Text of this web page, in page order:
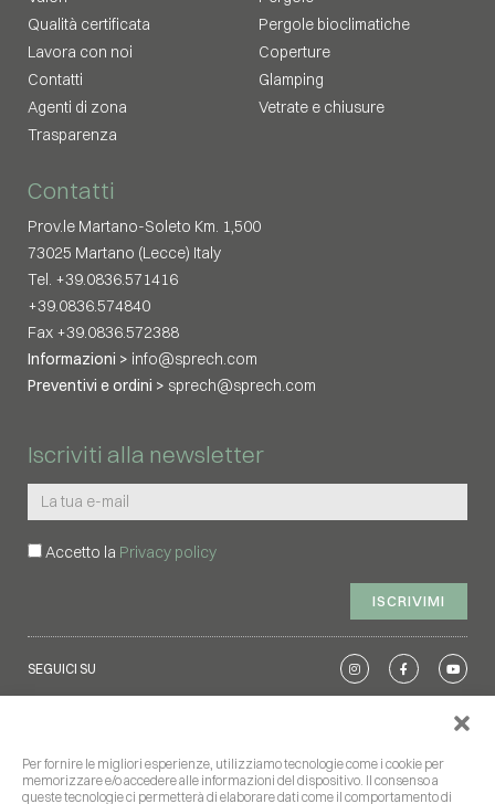
Per fornire le migliori esperienze, utilizziamo tecnologie come i cookie per
memorizzare e/o accedere alle informazioni del dispositivo. Il consenso a
queste tecnologie ci permetterà di elaborare dati come il comportamento di
Qualità certificata
Lavora con noi
Contatti
Agenti di zona
Trasparenza
Pergole bioclimatiche
Coperture
Glamping
Vetrate e chiusure
Contatti
Prov.le Martano-Soleto Km. 1,500
73025 Martano (Lecce) Italy
Tel. +39.0836.571416
+39.0836.574840
Fax +39.0836.572388
Informazioni > info@sprech.com
Preventivi e ordini > sprech@sprech.com
Iscriviti alla newsletter
Accetto la Privacy policy
ISCRIVIMI
SEGUICI SU